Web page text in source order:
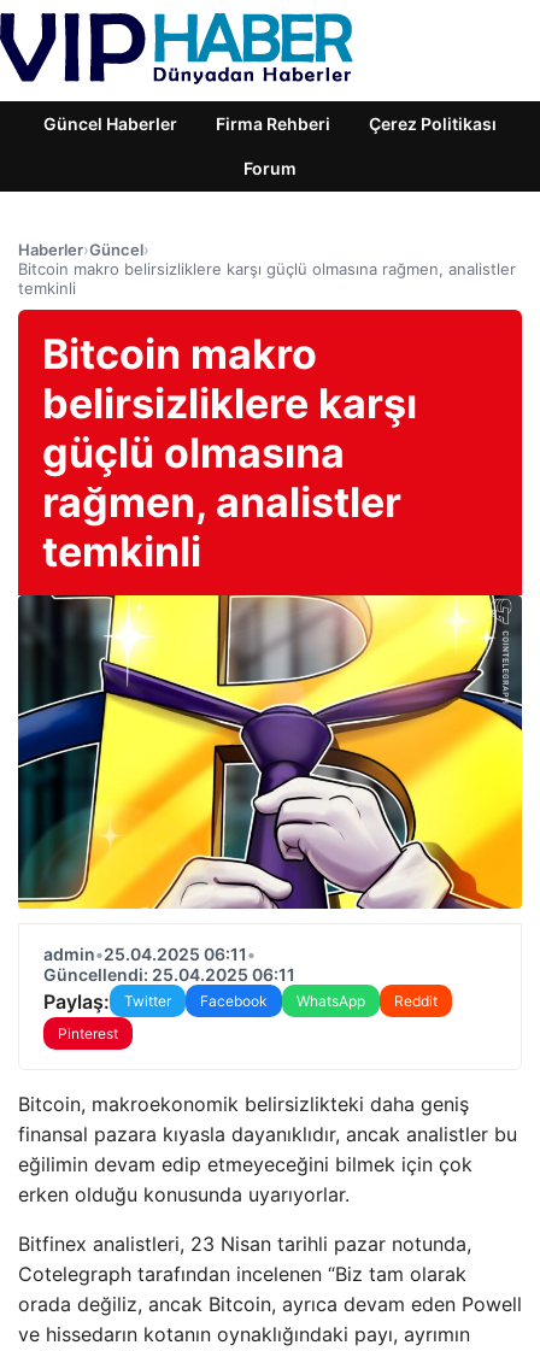
Güncel Haberler Firma Rehberi Çerez Politikası
Forum
Haberler›Güncel›
Bitcoin makro belirsizliklere karşı güçlü olmasına rağmen, analistler
temkinli
Bitcoin makro
belirsizliklere karşı
güçlü olmasına
rağmen, analistler
temkinli
admin•25.04.2025 06:11•
Güncellendi: 25.04.2025 06:11
Paylaş: Twitter Facebook WhatsApp
Reddit
Pinterest
Bitcoin, makroekonomik belirsizlikteki daha geniş
finansal pazara kıyasla dayanıklıdır, ancak analistler bu
eğilimin devam edip etmeyeceğini bilmek için çok
erken olduğu konusunda uyarıyorlar.
Bitfinex analistleri, 23 Nisan tarihli pazar notunda,
Cotelegraph tarafından incelenen “Biz tam olarak
orada değiliz, ancak Bitcoin, ayrıca devam eden Powell
ve hissedarın kotanın oynaklığındaki payı, ayrımın